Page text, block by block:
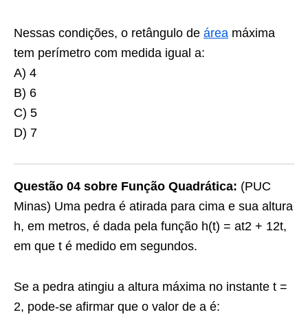
Nessas condições, o retângulo de área máxima
tem perímetro com medida igual a:
A) 4
B) 6
C) 5
D) 7
Questão 04 sobre Função Quadrática: (PUC
Minas) Uma pedra é atirada para cima e sua altura
h, em metros, é dada pela função h(t) = at2 + 12t,
em que t é medido em segundos.
Se a pedra atingiu a altura máxima no instante t =
2, pode-se afirmar que o valor de a é: